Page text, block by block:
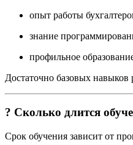
опыт работы
знание
профильное
Достаточно базовых
? Сколько длится
Срок обучения зависит от